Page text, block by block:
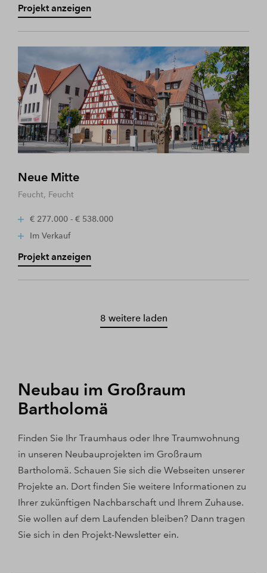
Projekt anzeigen
Neue Mitte
Feucht, Feucht
€ 277.000 - € 538.000
Im Verkauf
Projekt anzeigen
8 weitere laden
Neubau im Großraum
Bartholomä
Finden Sie Ihr Traumhaus oder Ihre Traumwohnung
in unseren Neubauprojekten im Großraum
Bartholomä. Schauen Sie sich die Webseiten unserer
Projekte an. Dort finden Sie weitere Informationen zu
Ihrer zukünftigen Nachbarschaft und Ihrem Zuhause.
Sie wollen auf dem Laufenden bleiben? Dann tragen
Sie sich in den Projekt-Newsletter ein.